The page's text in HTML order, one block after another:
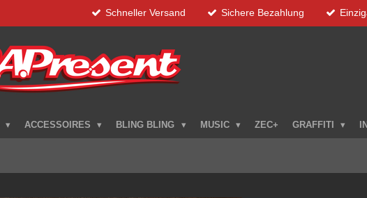
Schneller Versand Sichere Bezahlung
ACCESSOIRES BLING BLING MUSIC ZEC+ GRAFFITI